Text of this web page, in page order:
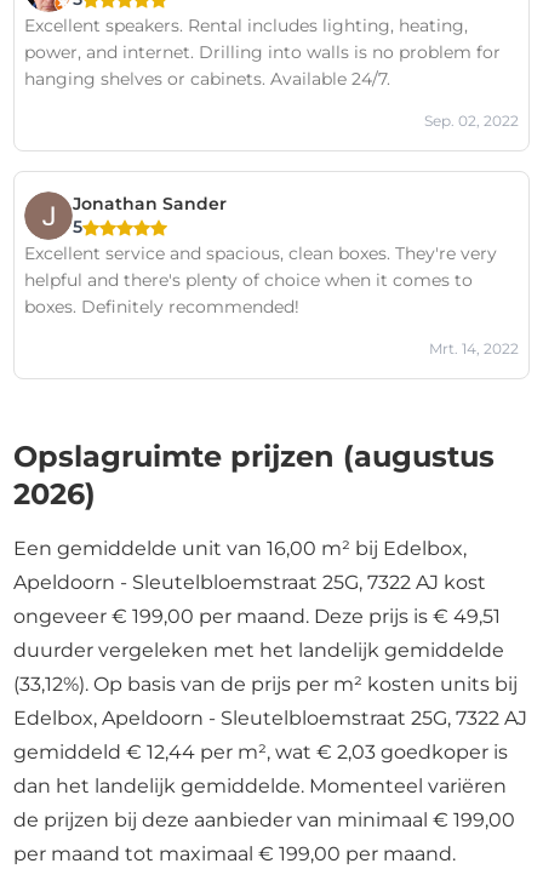
Excellent speakers. Rental includes lighting, heating,
power, and internet. Drilling into walls is no problem for
hanging shelves or cabinets. Available 24/7.
Sep. 02, 2022
Jonathan Sander
5
Excellent service and spacious, clean boxes. They're very
helpful and there's plenty of choice when it comes to
boxes. Definitely recommended!
Mrt. 14, 2022
Opslagruimte prijzen (augustus
2026)
Een gemiddelde unit van 16,00 m² bij Edelbox,
Apeldoorn - Sleutelbloemstraat 25G, 7322 AJ kost
ongeveer € 199,00 per maand. Deze prijs is € 49,51
duurder vergeleken met het landelijk gemiddelde
(33,12%). Op basis van de prijs per m² kosten units bij
Edelbox, Apeldoorn - Sleutelbloemstraat 25G, 7322 AJ
gemiddeld € 12,44 per m², wat € 2,03 goedkoper is
dan het landelijk gemiddelde. Momenteel variëren
de prijzen bij deze aanbieder van minimaal € 199,00
per maand tot maximaal € 199,00 per maand.